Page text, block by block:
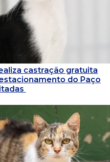
castração gratuita
do Paço